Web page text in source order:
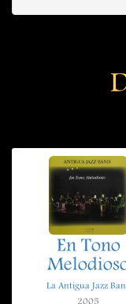
En Tono
La Antigua Jazz